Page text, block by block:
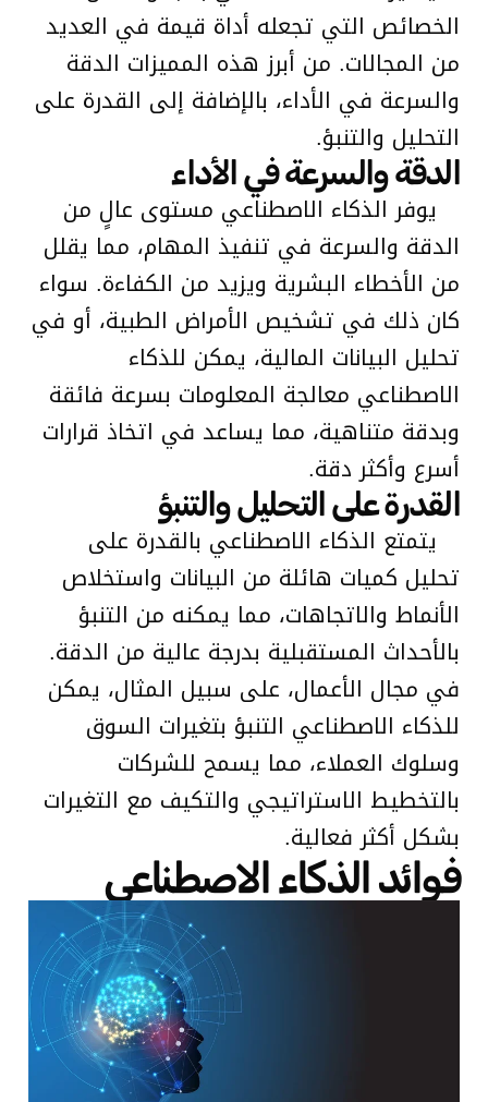
الخصائص التي تجعله أداة قيمة في العديد
من المجالات. من أبرز هذه المميزات الدقة
والسرعة في الأداء، بالإضافة إلى القدرة على
التحليل والتنبؤ.
الدقة والسرعة في الأداء
يوفر الذكاء الاصطناعي مستوى عالٍ من
الدقة والسرعة في تنفيذ المهام، مما يقلل
من الأخطاء البشرية ويزيد من الكفاءة. سواء
كان ذلك في تشخيص الأمراض الطبية، أو في
تحليل البيانات المالية، يمكن للذكاء
الاصطناعي معالجة المعلومات بسرعة فائقة
وبدقة متناهية، مما يساعد في اتخاذ قرارات
أسرع وأكثر دقة.
القدرة على التحليل والتنبؤ
يتمتع الذكاء الاصطناعي بالقدرة على
تحليل كميات هائلة من البيانات واستخلاص
الأنماط والاتجاهات، مما يمكنه من التنبؤ
بالأحداث المستقبلية بدرجة عالية من الدقة.
في مجال الأعمال، على سبيل المثال، يمكن
للذكاء الاصطناعي التنبؤ بتغيرات السوق
وسلوك العملاء، مما يسمح للشركات
بالتخطيط الاستراتيجي والتكيف مع التغيرات
بشكل أكثر فعالية.
فوائد الذكاء الاصطناعي